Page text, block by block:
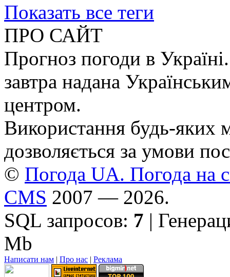
Показать все теги
ПРО САЙТ
Прогноз погоди в
завтра надана
центром.
Використання будь-яких
дозволяється за умови
© Погода UA. Погода на
CMS 2007 — 2026.
SQL запросов: 7 |
Mb
Написати нам | Про нас | Реклама